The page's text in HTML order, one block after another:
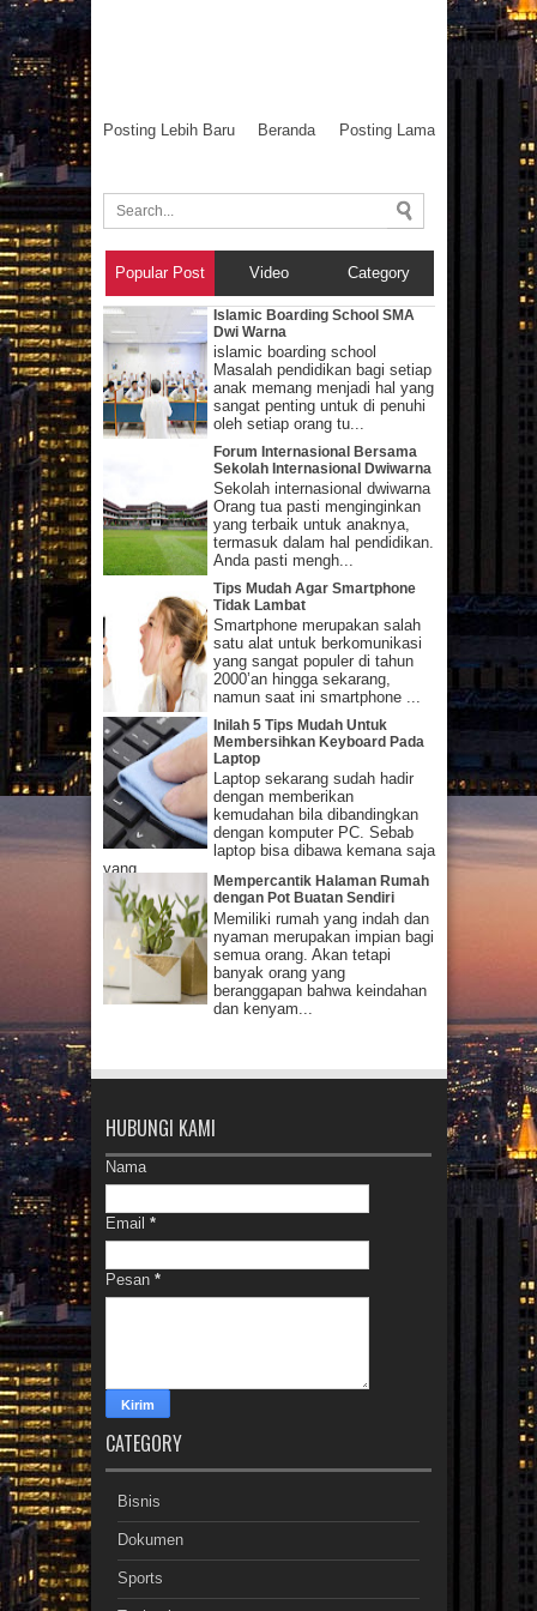
Posting Lebih Baru Posting Lama
Beranda
Popular Post Video Category
Islamic Boarding School SMA
Dwi Warna
islamic boarding school
Masalah pendidikan bagi setiap
anak memang menjadi hal yang
sangat penting untuk di penuhi
oleh setiap orang tu...
Forum Internasional Bersama
Sekolah Internasional Dwiwarna
Sekolah internasional dwiwarna
Orang tua pasti menginginkan
yang terbaik untuk anaknya,
termasuk dalam hal pendidikan.
Anda pasti mengh...
Tips Mudah Agar Smartphone
Tidak Lambat
Smartphone merupakan salah
satu alat untuk berkomunikasi
yang sangat populer di tahun
2000’an hingga sekarang,
namun saat ini smartphone ...
Inilah 5 Tips Mudah Untuk
Membersihkan Keyboard Pada
Laptop
Laptop sekarang sudah hadir
dengan memberikan
kemudahan bila dibandingkan
dengan komputer PC. Sebab
laptop bisa dibawa kemana saja
yang...
Mempercantik Halaman Rumah
dengan Pot Buatan Sendiri
Memiliki rumah yang indah dan
nyaman merupakan impian bagi
semua orang. Akan tetapi
banyak orang yang
beranggapan bahwa keindahan
dan kenyam...
HUBUNGI KAMI
Nama
Email *
Pesan *
CATEGORY
Bisnis
Dokumen
Sports